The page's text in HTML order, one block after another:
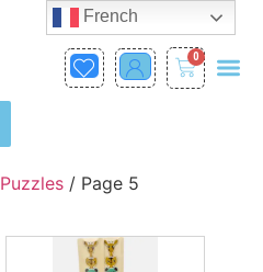
0
Puzzles / Page 5
French